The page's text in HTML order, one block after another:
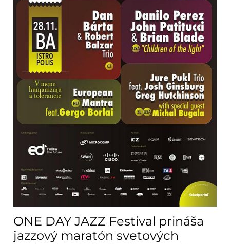
ONE DAY JAZZ Festival prináša
jazzový maratón svetových